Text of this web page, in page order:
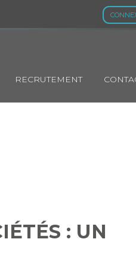
RECRUTEMENT
: UN